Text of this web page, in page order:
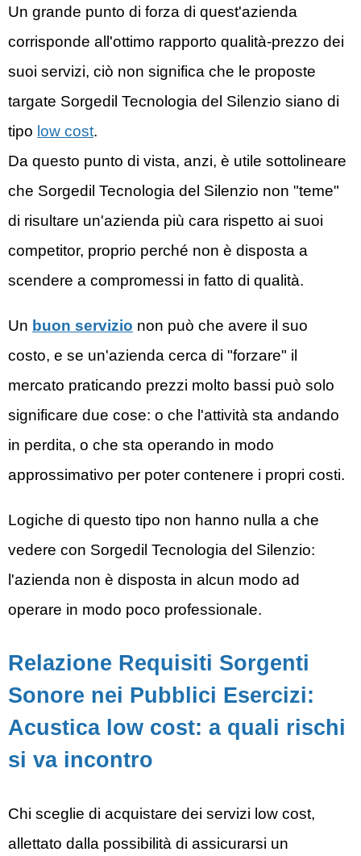
Un grande punto di forza di quest'azienda
corrisponde all'ottimo rapporto qualità-prezzo dei
suoi servizi, ciò non significa che le proposte
targate Sorgedil Tecnologia del Silenzio siano di
tipo low cost.
Da questo punto di vista, anzi, è utile sottolineare
che Sorgedil Tecnologia del Silenzio non "teme"
di risultare un'azienda più cara rispetto ai suoi
competitor, proprio perché non è disposta a
scendere a compromessi in fatto di qualità.
Un buon servizio non può che avere il suo
costo, e se un'azienda cerca di "forzare" il
mercato praticando prezzi molto bassi può solo
significare due cose: o che l'attività sta andando
in perdita, o che sta operando in modo
approssimativo per poter contenere i propri costi.
Logiche di questo tipo non hanno nulla a che
vedere con Sorgedil Tecnologia del Silenzio:
l'azienda non è disposta in alcun modo ad
operare in modo poco professionale.
Relazione Requisiti Sorgenti
Sonore nei Pubblici Esercizi:
Acustica low cost: a quali rischi
si va incontro
Chi sceglie di acquistare dei servizi low cost,
allettato dalla possibilità di assicurarsi un